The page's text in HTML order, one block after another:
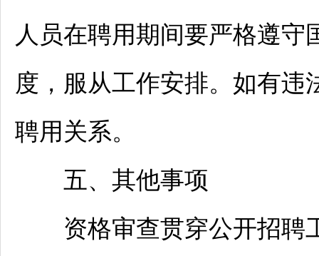
人员在聘用期间要严格遵
度，服从工作安排。如有违
聘用关系。
五、其他事项
资格审查贯穿公开招聘